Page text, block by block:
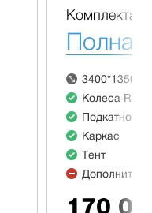
Полная
Колеса R13
Подкатное
Каркас
Тент
170